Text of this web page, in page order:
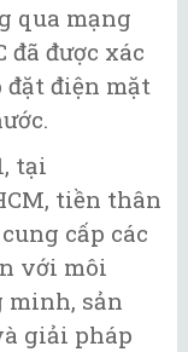
qua mạng
đã được xác
điện mặt
tại
tiền thân
cấp các
với môi
minh, sản
giải pháp